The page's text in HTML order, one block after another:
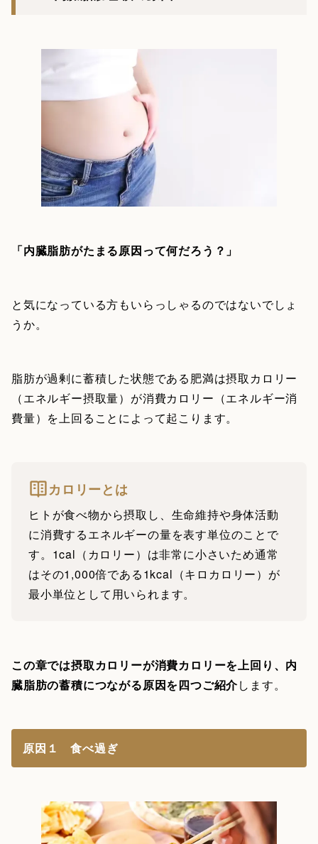
「内臓脂肪がたまる原因って何だろう？」
と気になっている方もいらっしゃるのではないでしょ
うか。
脂肪が過剰に蓄積した状態である肥満は摂取カロリー
（エネルギー摂取量）が消費カロリー（エネルギー消
費量）を上回ることによって起こります。
カロリーとは
ヒトが食べ物から摂取し、生命維持や身体活動
に消費するエネルギーの量を表す単位のことで
す。1cal（カロリー）は非常に小さいため通常
はその1,000倍である1kcal（キロカロリー）が
最小単位として用いられます。
この章では摂取カロリーが消費カロリーを上回り、内
臓脂肪の蓄積につながる原因を四つご紹介します。
原因１ 食べ過ぎ